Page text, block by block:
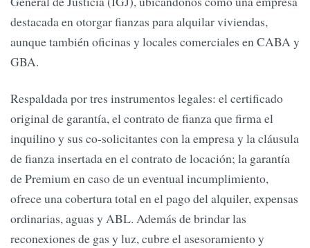
destacada en otorgar fianzas para alquilar viviendas,
aunque también oficinas y locales comerciales en CABA y
GBA.
Respaldada por tres instrumentos legales: el certificado
original de garantía, el contrato de fianza que firma el
inquilino y sus co-solicitantes con la empresa y la cláusula
de fianza insertada en el contrato de locación; la garantía
de Premium en caso de un eventual incumplimiento,
ofrece una cobertura total en el pago del alquiler, expensas
ordinarias, aguas y ABL. Además de brindar las
reconexiones de gas y luz, cubre el asesoramiento y